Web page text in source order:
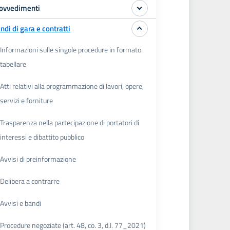
di gara e contratti
Informazioni sulle singole procedure in formato
tabellare
Atti relativi alla programmazione di lavori, opere,
servizi e forniture
Trasparenza nella partecipazione di portatori di
interessi e dibattito pubblico
Avvisi di preinformazione
Delibera a contrarre
Avvisi e bandi
Procedure negoziate (art. 48, co. 3, d.l. 77_2021)